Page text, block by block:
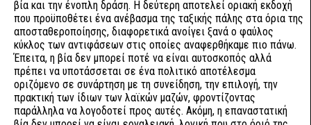
βία και την ένοπλη δράση. Η δεύτερη αποτελεί οριακή εκδοχή
που προϋποθέτει ένα ανέβασμα της ταξικής πάλης στα όρια της
αποσταθεροποίησης, διαφορετικά ανοίγει ξανά ο φαύλος
κύκλος των αντιφάσεων στις οποίες αναφερθήκαμε πιο πάνω.
Έπειτα, η βία δεν μπορεί ποτέ να είναι αυτοσκοπός αλλά
πρέπει να υποτάσσεται σε ένα πολιτικό αποτέλεσμα
οριζόμενο σε συνάρτηση με τη συνείδηση, την επιλογή, την
πρακτική των ίδιων των λαϊκών μαζών, φροντίζοντας
παράλληλα να λογοδοτεί προς αυτές. Ακόμη, η επαναστατική